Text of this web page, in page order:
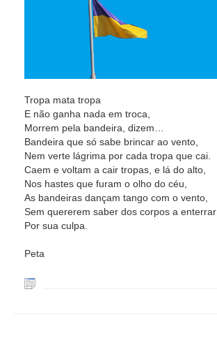
Tropa mata tropa
E não ganha nada em troca,
Morrem pela bandeira, dizem…
Bandeira que só sabe brincar ao vento,
Nem verte lágrima por cada tropa que cai.
Caem e voltam a cair tropas, e lá do alto,
Nos hastes que furam o olho do céu,
As bandeiras dançam tango com o vento,
Sem quererem saber dos corpos a enterrar
Por sua culpa.
Peta